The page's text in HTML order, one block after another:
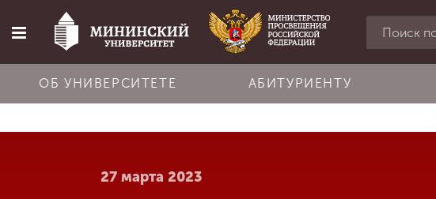
Главная
Об университете
ОБ УНИВЕРСИТЕТЕ АБИТУРИЕНТУ
27 марта 2023